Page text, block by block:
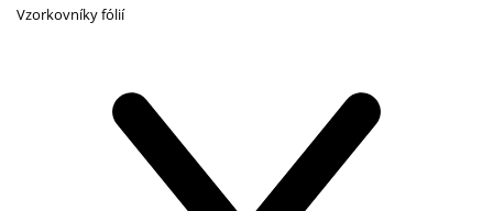
Vzorkovníky fólií